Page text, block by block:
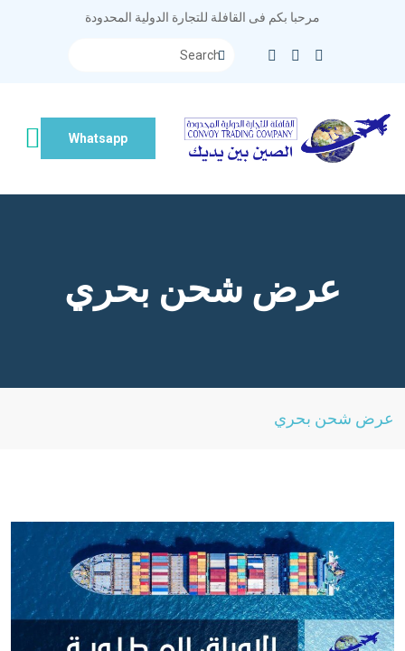
مرحبا بكم فى القافلة للتجارة الدولية المحدودة
Whatsapp
عرض شحن بحري
عرض شحن بحري